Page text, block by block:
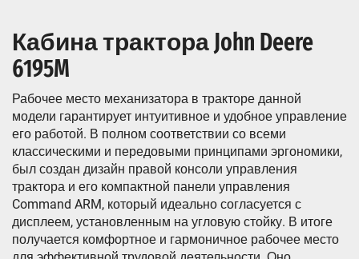
Кабина трактора John Deere
6195M
Рабочее место механизатора в тракторе данной
модели гарантирует интуитивное и удобное управление
его работой. В полном соответствии со всеми
классическими и передовыми принципами эргономики,
был создан дизайн правой консоли управления
трактора и его компактной панели управления
Command ARM, который идеально согласуется с
дисплеем, установленным на угловую стойку. В итоге
получается комфортное и гармоничное рабочее место